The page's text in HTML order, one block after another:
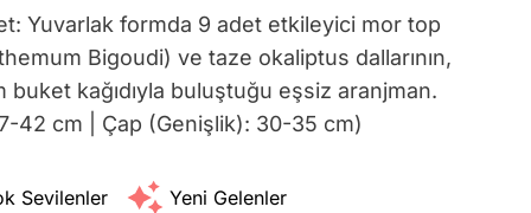
Yuvarlak formda 9 adet etkileyici mor top
Bigoudi) ve taze okaliptus dallarının,
buket kağıdıyla buluştuğu eşsiz aranjman.
42 cm | Çap (Genişlik): 30-35 cm)
Sevilenler Yeni Gelenler